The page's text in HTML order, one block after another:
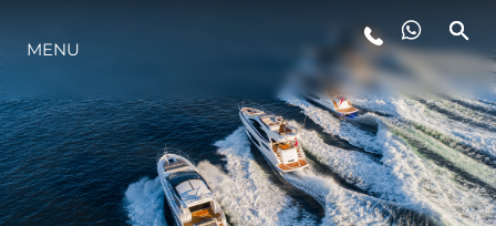
LIFESTYLE
INNOVAZIONE
MENU